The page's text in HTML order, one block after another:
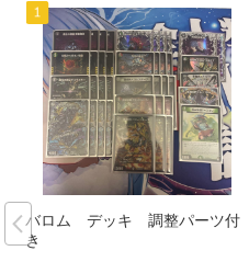
バロム デッキ 調整パーツ付
き